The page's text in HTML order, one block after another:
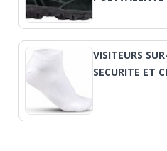
VISITEURS
SECURITE ET